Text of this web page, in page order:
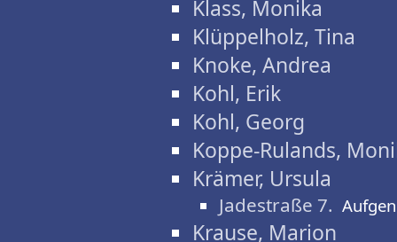
Klass, Monika
Klüppelholz, Tina
Knoke, Andrea
Kohl, Erik
Kohl, Georg
Koppe-Rulands,
Krämer, Ursula
Jadestraße 7.
Krause, Marion